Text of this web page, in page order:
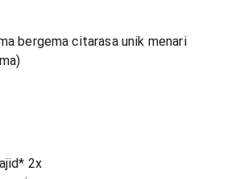
bergema citarasa unik menari
2x